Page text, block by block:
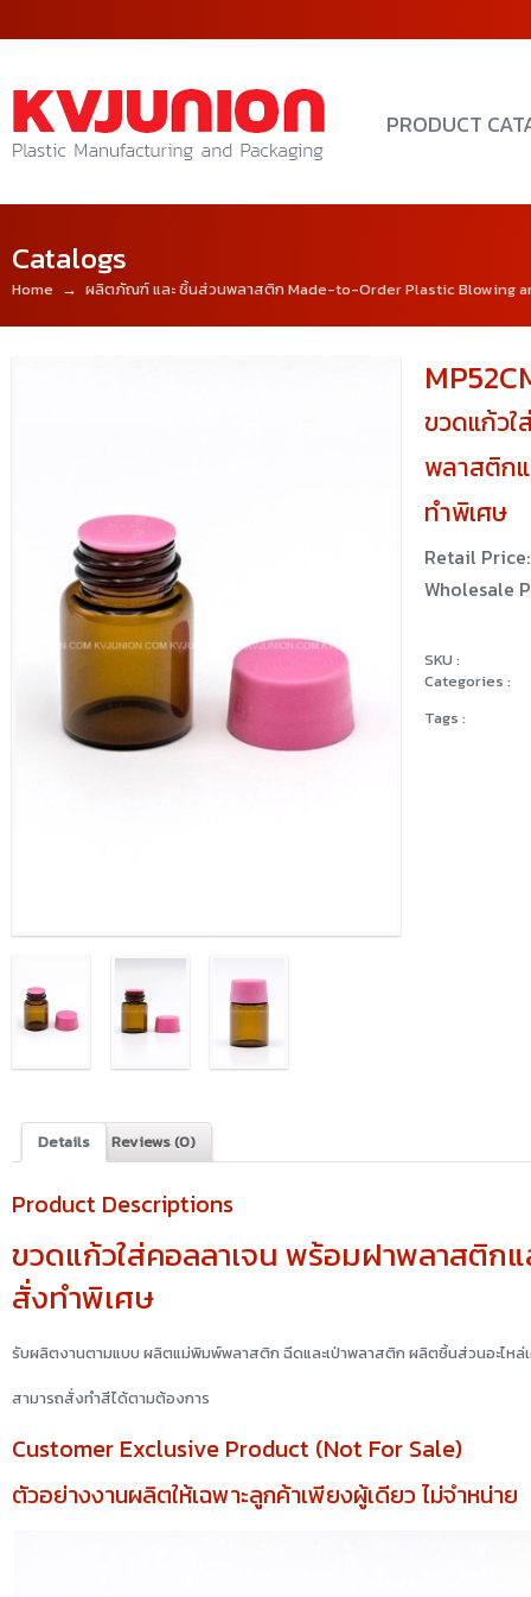
PRODUCT
Catalogs
Home → ผลิตภัณฑ์ และ ชิ้นส่วนพลาสติก Made-to-Order Plastic Blowing
ขวดแก้วใ
พลาสติก
ทำพิเศษ
Retail Price:
Wholesale
SKU :
Categories :
Tags :
Details Reviews (0)
Product Descriptions
ขวดแก้วใส่คอลลาเจน พร้อมฝาพลาสติก
สั่งทำพิเศษ
รับผลิตงานตามแบบ ผลิตแม่พิมพ์พลาสติก ฉีดและเป่าพลาสติก ผลิตชิ้นส่วนอะไหล่
สามารถสั่งทำสีได้ตามต้องการ
Customer Exclusive Product (Not For Sale)
ตัวอย่างงานผลิตให้เฉพาะลูกค้าเพียงผู้เดียว ไม่จำหน่าย